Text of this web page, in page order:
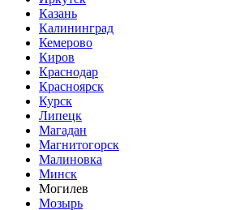
Казань
Калининград
Кемерово
Киров
Краснодар
Красноярск
Курск
Липецк
Магадан
Магнитогорск
Малиновка
Минск
Могилев
Мозырь